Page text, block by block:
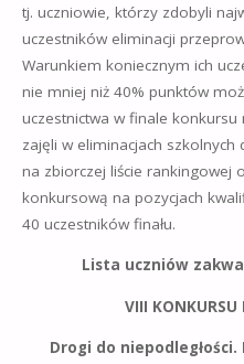
tj. uczniowie, którzy zdobyli
uczestników eliminacji
Warunkiem koniecznym ich
nie mniej niż 40% punktów
uczestnictwa w finale
zajęli w eliminacjach szkolnych
na zbiorczej liście rankingowej
konkursową na pozycjach
40 uczestników finału.
Lista uczniów
VIII KONKURSU
Drogi do